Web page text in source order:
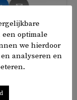
✉
optimale
we hierdoor
analyseren en